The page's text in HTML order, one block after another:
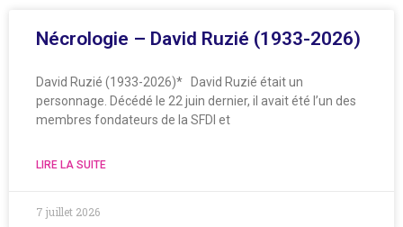
Nécrologie – David Ruzié (1933-2026)
David Ruzié (1933-2026)* David Ruzié était un
personnage. Décédé le 22 juin dernier, il avait été l’un des
membres fondateurs de la SFDI et
LIRE LA SUITE
7 juillet 2026